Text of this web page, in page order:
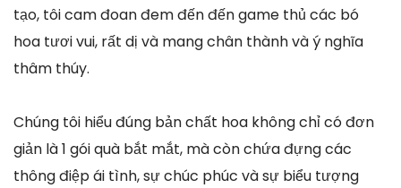
tạo, tôi cam đoan đem đến đến game thủ các bó
hoa tươi vui, rất dị và mang chân thành và ý nghĩa
thâm thúy.
Chúng tôi hiểu đúng bản chất hoa không chỉ có đơn
giản là 1 gói quà bắt mắt, mà còn chứa đựng các
thông điệp ái tình, sự chúc phúc và sự biểu tượng